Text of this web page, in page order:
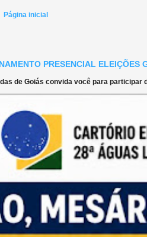
Página inicial
PRESENCIAL ELEIÇÕES
de Goiás convida você para participar